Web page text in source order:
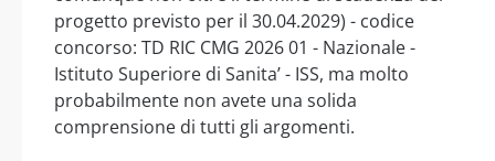
progetto previsto per il 30.04.2029) - codice
concorso: TD RIC CMG 2026 01 - Nazionale -
Istituto Superiore di Sanita’ - ISS, ma molto
probabilmente non avete una solida
comprensione di tutti gli argomenti.